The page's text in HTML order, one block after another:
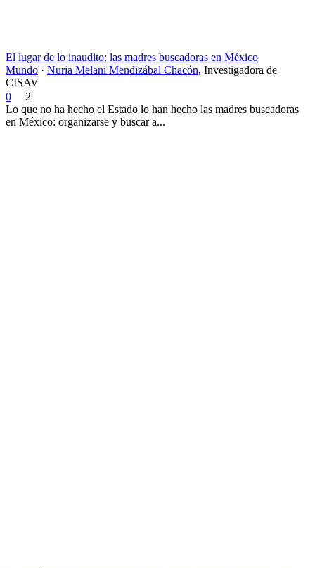
El lugar de lo inaudito: las madres buscadoras en México
Mundo · Nuria Melani Mendizábal Chacón, Investigadora de
CISAV
0
2
Lo que no ha hecho el Estado lo han hecho las madres buscadoras
en México: organizarse y buscar a...